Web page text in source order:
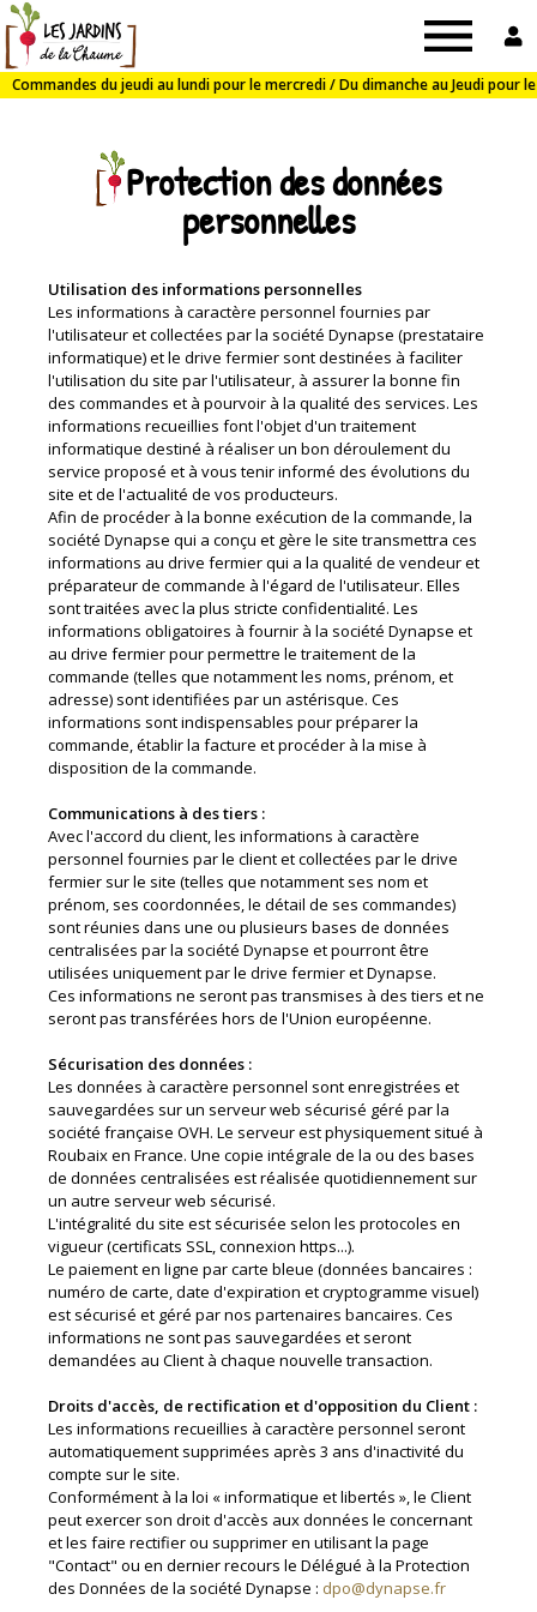
la
Chaume
Protection des données
personnelles
Utilisation des informations personnelles
Les informations à caractère personnel fournies par
l'utilisateur et collectées par la société Dynapse (prestataire
informatique) et le drive fermier sont destinées à faciliter
l'utilisation du site par l'utilisateur, à assurer la bonne fin
des commandes et à pourvoir à la qualité des services. Les
informations recueillies font l'objet d'un traitement
informatique destiné à réaliser un bon déroulement du
service proposé et à vous tenir informé des évolutions du
site et de l'actualité de vos producteurs.
Afin de procéder à la bonne exécution de la commande, la
société Dynapse qui a conçu et gère le site transmettra ces
informations au drive fermier qui a la qualité de vendeur et
préparateur de commande à l'égard de l'utilisateur. Elles
sont traitées avec la plus stricte confidentialité. Les
informations obligatoires à fournir à la société Dynapse et
au drive fermier pour permettre le traitement de la
commande (telles que notamment les noms, prénom, et
adresse) sont identifiées par un astérisque. Ces
informations sont indispensables pour préparer la
commande, établir la facture et procéder à la mise à
disposition de la commande.
Communications à des tiers :
Avec l'accord du client, les informations à caractère
personnel fournies par le client et collectées par le drive
fermier sur le site (telles que notamment ses nom et
prénom, ses coordonnées, le détail de ses commandes)
sont réunies dans une ou plusieurs bases de données
centralisées par la société Dynapse et pourront être
utilisées uniquement par le drive fermier et Dynapse.
Ces informations ne seront pas transmises à des tiers et ne
seront pas transférées hors de l'Union européenne.
Sécurisation des données :
Les données à caractère personnel sont enregistrées et
sauvegardées sur un serveur web sécurisé géré par la
société française OVH. Le serveur est physiquement situé à
Roubaix en France. Une copie intégrale de la ou des bases
de données centralisées est réalisée quotidiennement sur
un autre serveur web sécurisé.
L'intégralité du site est sécurisée selon les protocoles en
vigueur (certificats SSL, connexion https...).
Le paiement en ligne par carte bleue (données bancaires :
numéro de carte, date d'expiration et cryptogramme visuel)
est sécurisé et géré par nos partenaires bancaires. Ces
informations ne sont pas sauvegardées et seront
demandées au Client à chaque nouvelle transaction.
Droits d'accès, de rectification et d'opposition du Client :
Les informations recueillies à caractère personnel seront
automatiquement supprimées après 3 ans d'inactivité du
compte sur le site.
Conformément à la loi « informatique et libertés », le Client
peut exercer son droit d'accès aux données le concernant
et les faire rectifier ou supprimer en utilisant la page
"Contact" ou en dernier recours le Délégué à la Protection
des Données de la société Dynapse : dpo@dynapse.fr